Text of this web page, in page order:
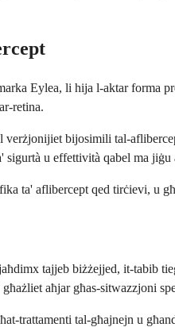
Eylea, li hija l-aktar forma
retina.
bijosimili tal-
u effettività qabel ma jiġu
ta' aflibercept qed tirċievi, u
tajjeb biżżejjed, it-tabib
aħjar għas-sitwazzjoni
trattamenti tal-għajnejn u